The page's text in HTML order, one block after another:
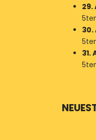
29.
30.
31.